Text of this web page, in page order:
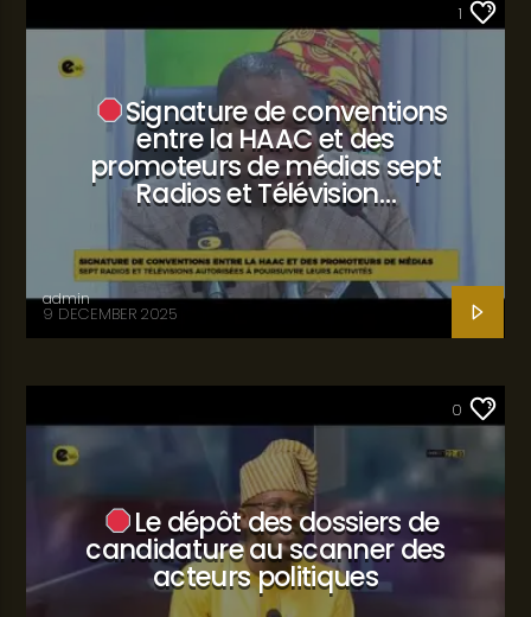
1
Signature de conventions
entre la HAAC et des
promoteurs de médias sept
Radios et Télévision…
admin
9 DECEMBER 2025
0
Le dépôt des dossiers de
candidature au scanner des
acteurs politiques